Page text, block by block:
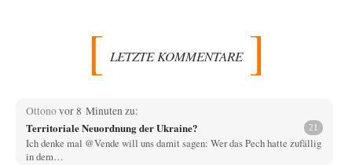
LETZTE KOMMENTARE
Ottonovor 8 Minuten zu:
Territoriale Neuordnung der Ukraine? 21
Ich denke mal @Vende will uns damit sagen: Wer das Pech hatte zufällig
in dem…